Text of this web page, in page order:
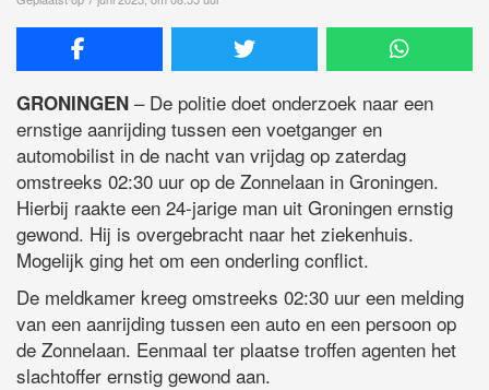
GRONINGEN – De politie doet onderzoek naar een
ernstige aanrijding tussen een voetganger en
automobilist in de nacht van vrijdag op zaterdag
omstreeks 02:30 uur op de Zonnelaan in Groningen.
Hierbij raakte een 24-jarige man uit Groningen ernstig
gewond. Hij is overgebracht naar het ziekenhuis.
Mogelijk ging het om een onderling conflict.
De meldkamer kreeg omstreeks 02:30 uur een melding
van een aanrijding tussen een auto en een persoon op
de Zonnelaan. Eenmaal ter plaatse troffen agenten het
slachtoffer ernstig gewond aan.